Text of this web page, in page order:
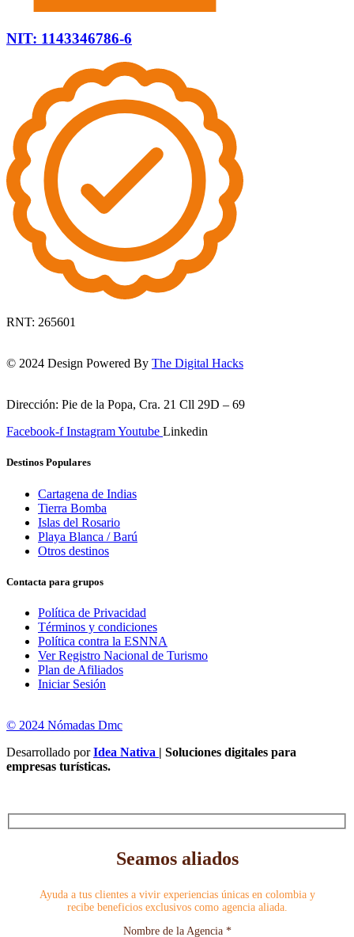
NIT: 1143346786-6
RNT: 265601
© 2024 Design Powered By The Digital Hacks
Dirección: Pie de la Popa, Cra. 21 Cll 29D – 69
Facebook-f InstagramYoutube Linkedin
Destinos Populares
Cartagena de Indias
Tierra Bomba
Islas del Rosario
Playa Blanca / Barú
Otros destinos
Contacta para grupos
Política de Privacidad
Términos y condiciones
Política contra la ESNNA
Ver Registro Nacional de Turismo
Plan de Afiliados
Iniciar Sesión
© 2024 Nómadas Dmc
Desarrollado porIdea Nativa | Soluciones digitales para
empresas turísticas.
Seamos aliados
Ayuda a tus clientes a vivir experiencias únicas en colombia y
recibe beneficios exclusivos como agencia aliada.
Nombre de la Agencia *